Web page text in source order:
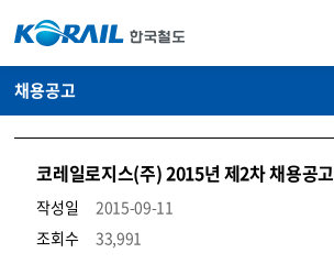
채용공고
코레일로지스(주) 2015년 제2차 채용공고
작성일
2015-09-11
조회수
33,991